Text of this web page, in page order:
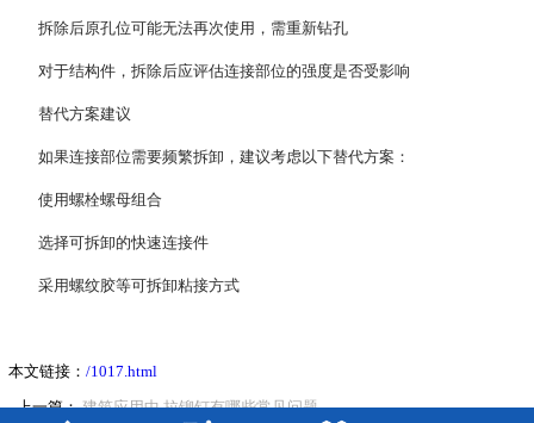
拆除后原孔位可能无法再次使用，需重新钻孔
对于结构件，拆除后应评估连接部位的强度是否受影响
替代方案建议
如果连接部位需要‌频繁拆卸‌，建议考虑以下替代方案：
使用螺栓螺母组合
选择可拆卸的快速连接件
采用螺纹胶等可拆卸粘接方式
本文链接： /1017.html
上一篇： 建筑应用中,拉铆钉有哪些常见问题